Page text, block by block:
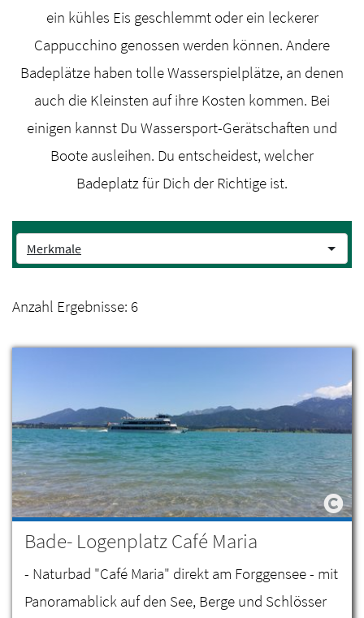
ein kühles Eis geschlemmt oder ein leckerer
Cappucchino genossen werden können. Andere
Badeplätze haben tolle Wasserspielplätze, an denen
auch die Kleinsten auf ihre Kosten kommen. Bei
einigen kannst Du Wassersport-Gerätschaften und
Boote ausleihen. Du entscheidest, welcher
Badeplatz für Dich der Richtige ist.
Merkmale
Anzahl Ergebnisse: 6
Bade- Logenplatz Café Maria
- Naturbad "Café Maria" direkt am Forggensee - mit
Panoramablick auf den See, Berge und Schlösser